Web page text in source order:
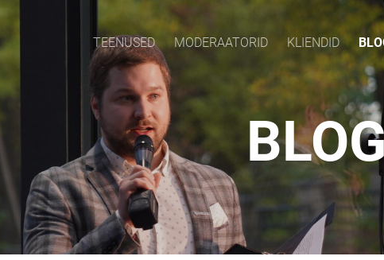
TEENUSED MODERAATORID KLIENDID